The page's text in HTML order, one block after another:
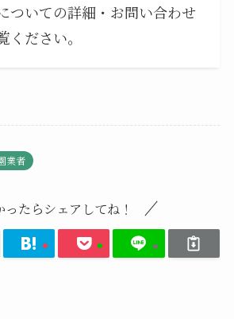
ついての詳細・お問い合わせ
ください。
業者
ったらシェアしてね！